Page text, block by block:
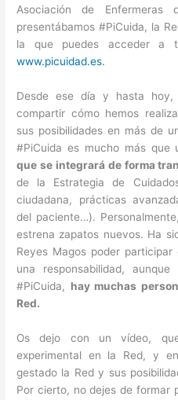
Asociación de Enfermeras
presentábamos #PiCuida, la
la que puedes acceder a
www.picuidad.es.
Desde ese día y hasta
compartir cómo hemos
sus posibilidades en más de
#PiCuida es mucho más que
que se integrará de forma
de la Estrategia de
ciudadana, prácticas
del paciente…).
estrena zapatos nuevos. Ha
Reyes Magos poder
una responsabilidad,
#PiCuida, hay muchas
Red.
Os dejo con un vídeo,
experimental en la Red, y
gestado la Red y sus
Por cierto, no dejes de formar